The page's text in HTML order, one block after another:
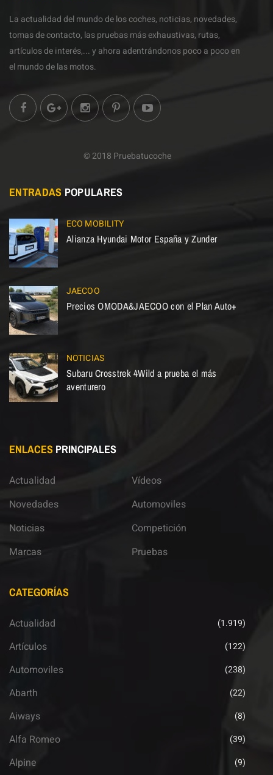
La actualidad del mundo de los coches, noticias, novedades,
tomas de contacto, las pruebas más exhaustivas, rutas,
artículos de interés,... y ahora adentrándonos poco a poco en
el mundo de las motos.
© 2018 Pruebatucoche
ENTRADAS POPULARES
ECO MOBILITY
Alianza Hyundai Motor España y Zunder
JAECOO
Precios OMODA&JAECOO con el Plan Auto+
NOTICIAS
Subaru Crosstrek 4Wild a prueba el más
aventurero
ENLACES PRINCIPALES
Actualidad
Novedades
Noticias
Marcas
Vídeos
Automoviles
Competición
Pruebas
CATEGORÍAS
Actualidad (1.919)
Artículos (122)
Automoviles (238)
Abarth (22)
Aiways (8)
Alfa Romeo (39)
Alpine (9)